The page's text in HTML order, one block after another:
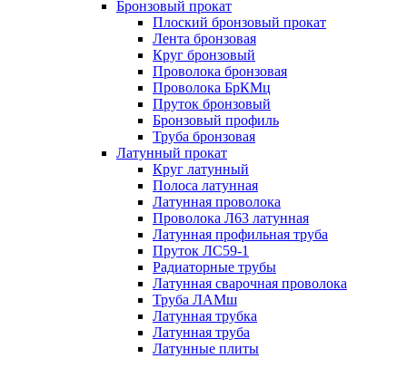
Бронзовый прокат
Плоский бронзовый прокат
Лента бронзовая
Круг бронзовый
Проволока бронзовая
Проволока БрКМц
Пруток бронзовый
Бронзовый профиль
Труба бронзовая
Латунный прокат
Круг латунный
Полоса латунная
Латунная проволока
Проволока Л63 латунная
Латунная профильная труба
Пруток ЛС59-1
Радиаторные трубы
Латунная сварочная проволока
Труба ЛАМш
Латунная трубка
Латунная труба
Латунные плиты